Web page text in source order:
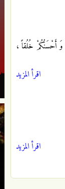
وَ أَحْسَنُكُمْ خُلُقاً ،
اقرأ المزيد
اقرأ المزيد